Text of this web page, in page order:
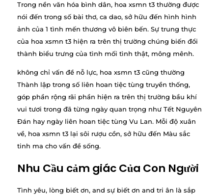
Trong nền văn hóa bình dân, hoa xsmn t3 thường được
nói đến trong số bài thơ, ca dao, sở hữu đến hình hình
ảnh của 1 tình mến thương vô biên bến. Sự trung thực
của hoa xsmn t3 hiện ra trên thị trường chúng biến đổi
thành biểu trưng của tình mối tình thật, mông mênh.
không chỉ vấn đề nỗ lực, hoa xsmn t3 cũng thường
Thành lập trong số liên hoan tiệc tùng truyền thống,
góp phần rộng rãi phần hiện ra trên thị trường bầu khí
vui tươi trong đã từng ngày quan trọng như Tết Nguyên
Đán hay ngày liên hoan tiệc tùng Vu Lan. Mỗi độ xuân
về, hoa xsmn t3 lại sôi rượu cồn, sở hữu đến Màu sắc
tinh ma cho vấn đề sống.
Nhu Cầu cảm giác Của Con Người
Tình yêu, lòng biết ơn, and sự biết ơn and tri ân là sắp